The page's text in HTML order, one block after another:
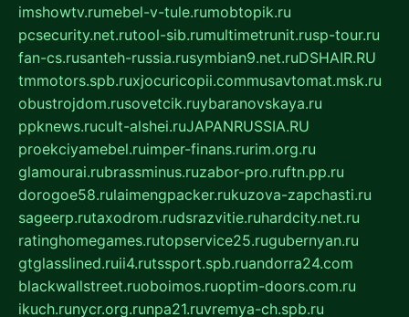
imshowtv.rumebel-v-tule.rumobtopik.ru
pcsecurity.net.rutool-sib.rumultimetrunit.rusp-tour.ru
fan-cs.rusanteh-russia.rusymbian9.net.ruDSHAIR.RU
tmmotors.spb.ruxjocuricopii.commusavtomat.msk.ru
obustrojdom.rusovetcik.ruybaranovskaya.ru
ppknews.rucult-alshei.ruJAPANRUSSIA.RU
proekciyamebel.ruimper-finans.rurim.org.ru
glamourai.rubrassminus.ruzabor-pro.ruftn.pp.ru
dorogoe58.rulaimengpacker.rukuzova-zapchasti.ru
sageerp.rutaxodrom.rudsrazvitie.ruhardcity.net.ru
ratinghomegames.rutopservice25.rugubernyan.ru
gtglasslined.ruii4.rutssport.spb.ruandorra24.com
blackwallstreet.ruoboimos.ruoptim-doors.com.ru
ikuch.runycr.org.runpa21.ruvremya-ch.spb.ru